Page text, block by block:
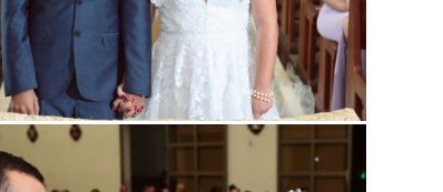
Guardar